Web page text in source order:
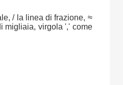
/ la linea di frazione, ≈
migliaia, virgola ',' come